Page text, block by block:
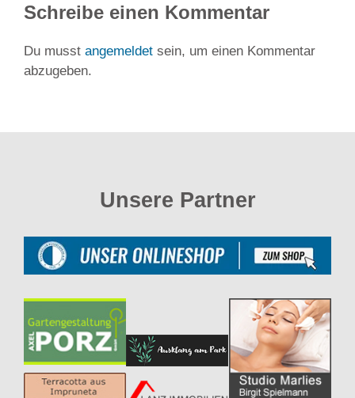
Schreibe einen Kommentar
Du musst angemeldet sein, um einen Kommentar
abzugeben.
Unsere Partner